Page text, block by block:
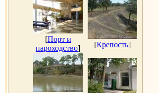
[Порт и
пароходство] [Крепость]